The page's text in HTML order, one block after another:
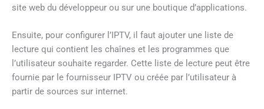
site web du développeur ou sur une boutique d’applications.
Ensuite, pour configurer l’IPTV, il faut ajouter une liste de
lecture qui contient les chaînes et les programmes que
l’utilisateur souhaite regarder. Cette liste de lecture peut être
fournie par le fournisseur IPTV ou créée par l’utilisateur à
partir de sources sur internet.